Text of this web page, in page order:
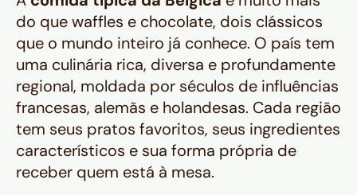
do que waffles e chocolate, dois clássicos
que o mundo inteiro já conhece. O país tem
uma culinária rica, diversa e profundamente
regional, moldada por séculos de influências
francesas, alemãs e holandesas. Cada região
tem seus pratos favoritos, seus ingredientes
característicos e sua forma própria de
receber quem está à mesa.